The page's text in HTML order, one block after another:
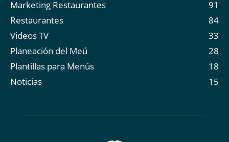
Marketing Restaurantes
91
Restaurantes
84
Videos TV
33
Planeación del Meú
28
Plantillas para Menús
18
Noticias
15